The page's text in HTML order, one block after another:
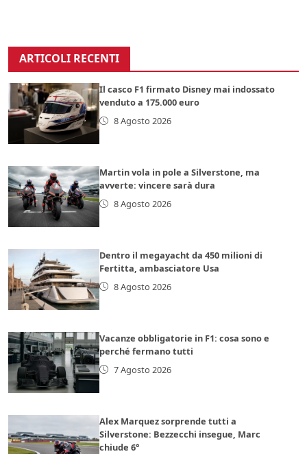
ARTICOLI RECENTI
Il casco F1 firmato Disney mai indossato
venduto a 175.000 euro
8 Agosto 2026
Martin vola in pole a Silverstone, ma
avverte: vincere sarà dura
8 Agosto 2026
Dentro il megayacht da 450 milioni di
Fertitta, ambasciatore Usa
8 Agosto 2026
Vacanze obbligatorie in F1: cosa sono e
perché fermano tutti
7 Agosto 2026
Alex Marquez sorprende tutti a
Silverstone: Bezzecchi insegue, Marc
chiude 6°